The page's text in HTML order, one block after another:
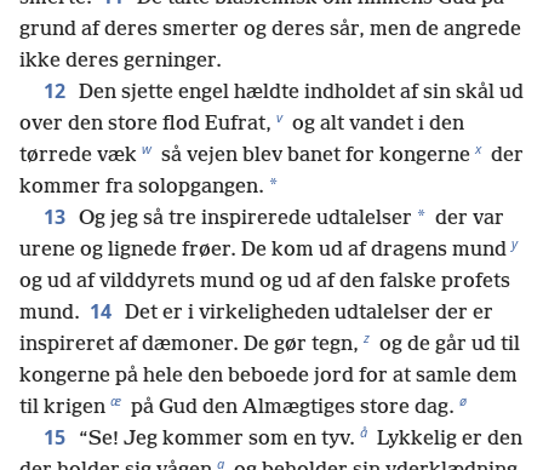
grund af deres smerter og deres sår, men de angrede
ikke deres gerninger.
12 Den sjette engel hældte indholdet af sin skål ud
over den store flod Eufrat, v og alt vandet i den
tørrede væk w så vejen blev banet for kongerne x der
kommer fra solopgangen. *
13 Og jeg så tre inspirerede udtalelser * der var
urene og lignede frøer. De kom ud af dragens mund y
og ud af vilddyrets mund og ud af den falske profets
mund. 14 Det er i virkeligheden udtalelser der er
inspireret af dæmoner. De gør tegn, z og de går ud til
kongerne på hele den beboede jord for at samle dem
til krigen æ på Gud den Almægtiges store dag. ø
15 “Se! Jeg kommer som en tyv. å Lykkelig er den
a